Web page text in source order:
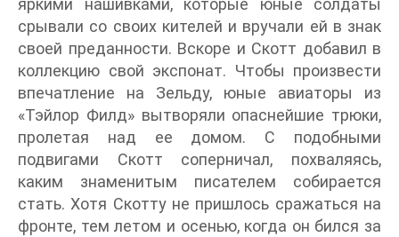
срывали со своих кителей и вручали ей в знак
своей преданности. Вскоре и Скотт добавил в
коллекцию свой экспонат. Чтобы произвести
впечатление на Зельду, юные авиаторы из
«Тэйлор Филд» вытворяли опаснейшие трюки,
пролетая над ее домом. С подобными
подвигами Скотт соперничал, похваляясь,
каким знаменитым писателем собирается
стать. Хотя Скотту не пришлось сражаться на
фронте, тем летом и осенью, когда он бился за